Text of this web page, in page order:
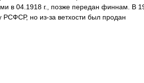
в 04.1918 г., позже передан финнам. В
РСФСР, но из-за ветхости был продан